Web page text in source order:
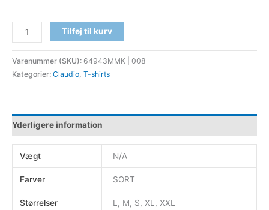
Tilføj til kurv
Varenummer (SKU): 64943MMK | 008
Kategorier: Claudio, T-shirts
Yderligere information
Vægt N/A
Farver SORT
Størrelser L, M, S, XL, XXL